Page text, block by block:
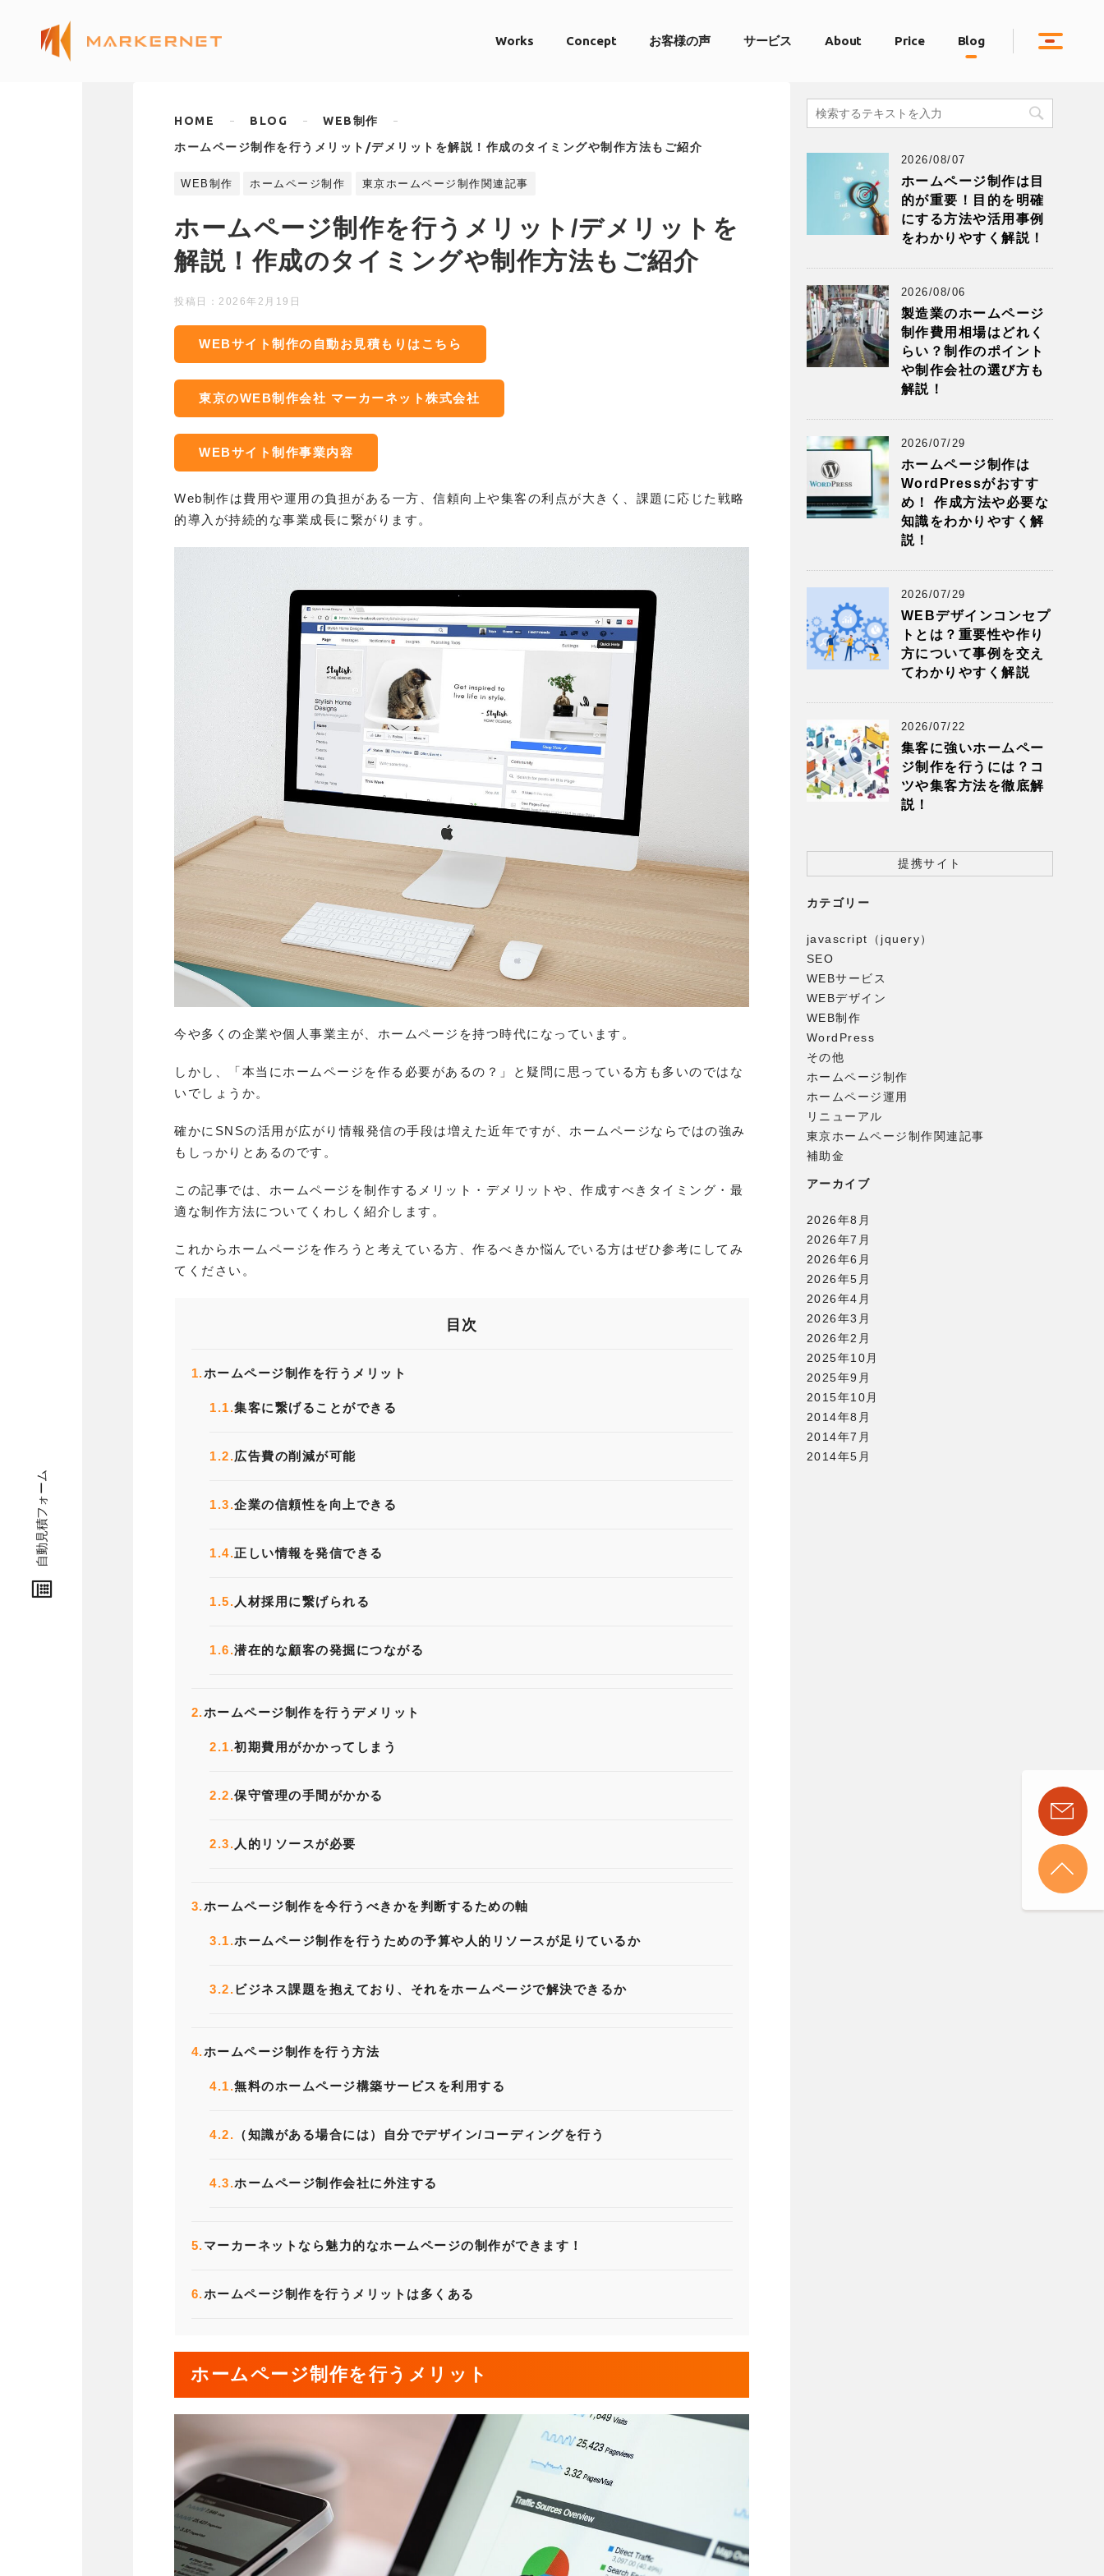
Works Concept お客様の声 サービス About Price Blog
HOME BLOG
WEB制作
ホームページ制作を行うメリット/デメリットを解説！作成のタイミングや制作方法もご紹介
WEB制作 ホームページ制作 東京ホームページ制作関連記事
ホームページ制作を行うメリット/デメリットを
解説！作成のタイミングや制作方法もご紹介
投稿日：2026年2月19日
WEBサイト制作の自動お見積もりはこちら
東京のWEB制作会社 マーカーネット株式会社
WEBサイト制作事業内容
Web制作は費用や運用の負担がある一方、信頼向上や集客の利点が大きく、課題に応じた戦略
的導入が持続的な事業成長に繋がります。
今や多くの企業や個人事業主が、ホームページを持つ時代になっています。
しかし、「本当にホームページを作る必要があるの？」と疑問に思っている方も多いのではな
いでしょうか。
確かにSNSの活用が広がり情報発信の手段は増えた近年ですが、ホームページならではの強み
もしっかりとあるのです。
この記事では、ホームページを制作するメリット・デメリットや、作成すべきタイミング・最
適な制作方法についてくわしく紹介します。
これからホームページを作ろうと考えている方、作るべきか悩んでいる方はぜひ参考にしてみ
てください。
目次
1.ホームページ制作を行うメリット
1.1.集客に繋げることができる
1.2.広告費の削減が可能
1.3.企業の信頼性を向上できる
1.4.正しい情報を発信できる
1.5. 人材採用に繋げられる
1.6.潜在的な顧客の発掘につながる
2.ホームページ制作を行うデメリット
2.1.初期費用がかかってしまう
2.2.保守管理の手間がかかる
2.3. 人的リソースが必要
3.ホームページ制作を今行うべきかを判断するための軸
3.1.ホームページ制作を行うための予算や人的リソースが足りているか
3.2.ビジネス課題を抱えており、それをホームページで解決できるか
4.ホームページ制作を行う方法
4.1.無料のホームページ構築サービスを利用する
4.2. （知識がある場合には）自分でデザイン/コーディングを行う
4.3.ホームページ制作会社に外注する
5.マーカーネットなら魅力的なホームページの制作ができます！
6.ホームページ制作を行うメリットは多くある
ホームページ制作を行うメリット
2026/08/07
ホームページ制作は目
的が重要！目的を明確
にする方法や活用事例
をわかりやすく解説！
2026/08/06
製造業のホームページ
制作費用相場はどれく
らい？制作のポイント
や制作会社の選び方も
解説！
2026/07/29
ホームページ制作は
WordPressがおすす
め！ 作成方法や必要な
知識をわかりやすく解
説！
2026/07/29
WEBデザインコンセプ
トとは？重要性や作り
方について事例を交え
てわかりやすく解説
2026/07/22
集客に強いホームペー
ジ制作を行うには？コ
ツや集客方法を徹底解
説！
提携サイト
カテゴリー
javascript（jquery）
SEO
WEBサービス
WEBデザイン
WEB制作
WordPress
その他
ホームページ制作
ホームページ運用
リニューアル
東京ホームページ制作関連記事
補助金
アーカイブ
2026年8月
2026年7月
2026年6月
2026年5月
2026年4月
2026年3月
2026年2月
2025年10月
2025年9月
2015年10月
2014年8月
2014年7月
2014年5月
自動見積フォーム